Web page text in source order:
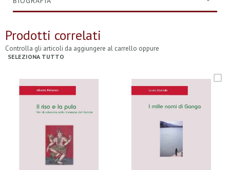
Prodotti correlati
Controlla gli articoli da aggiungere al carrello oppure
SELEZIONA TUTTO